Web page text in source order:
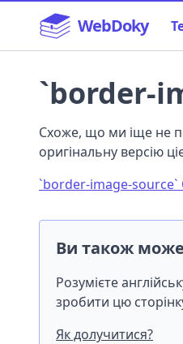
WebDoky
`border-
Схоже, що ми іще не
оригінальну версію
`border-image-source`
Ви також
Розумієте
зробити цю
Як долучитися?